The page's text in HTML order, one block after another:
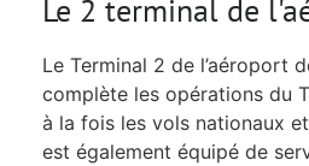
Le 2 terminal de
Le Terminal 2 de l’aéroport
complète les opérations du
à la fois les vols nationaux
est également équipé de